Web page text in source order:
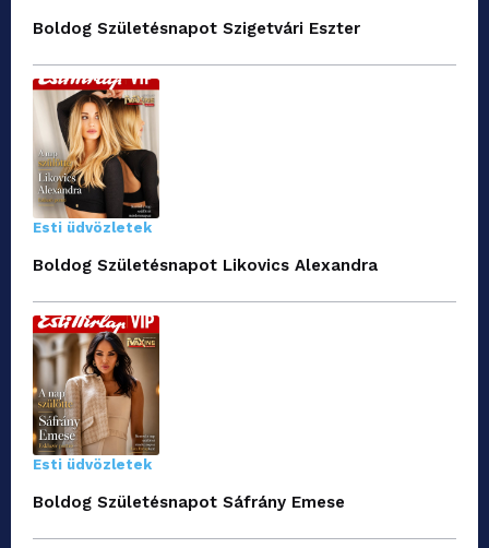
Boldog Születésnapot Szigetvári Eszter
Esti üdvözletek
Boldog Születésnapot Likovics Alexandra
Esti üdvözletek
Boldog Születésnapot Sáfrány Emese